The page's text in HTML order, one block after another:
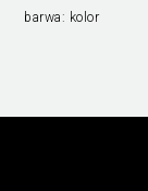
barwa: kolor